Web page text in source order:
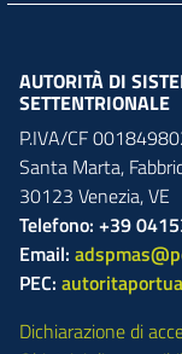
AUTORITÀ DI
SETTENTRIONALE
P.IVA/CF
Santa Marta,
30123 Venezia,VE
Telefono: +39
Email:
PEC:
Dichiarazione di